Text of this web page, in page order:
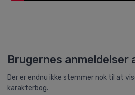
Brugernes anmeldelser
Der er endnu ikke stemmer nok til at
karakterbog.